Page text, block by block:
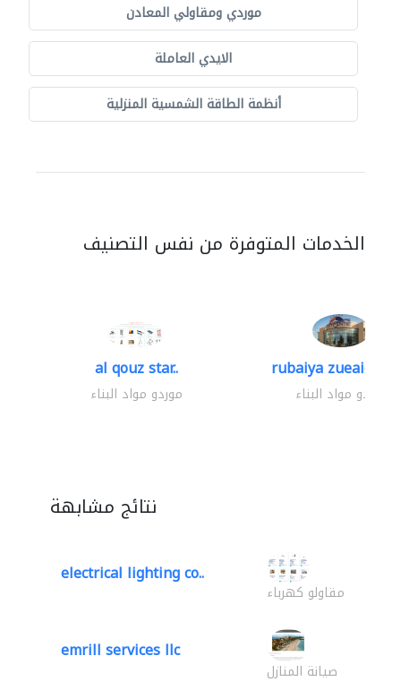
موردي ومقاولي المعادن
الايدي العاملة
أنظمة الطاقة الشمسية المنزلية
الخدمات المتوفرة من نفس التصنيف
al qouz star..
موردو مواد البناء
rubaiya zueaid
موردو مواد البناء
نتائج مشابهة
electrical lighting co..
مقاولو كهرباء
emrill services llc
صيانة المنازل